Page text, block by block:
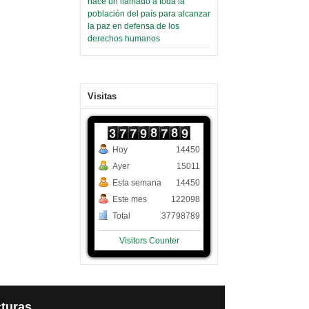
población del país para alcanzar
la paz en defensa de los
derechos humanos
Visitas
Hoy
Ayer
Esta semana
Este mes
Total
14450
15011
14450
122098
37798789
Visitors Counter